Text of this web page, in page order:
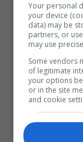
Your personal
your device
data) may be
partners, or
may use
Some vendors
of legitimate
your options
or in the site
and cookie